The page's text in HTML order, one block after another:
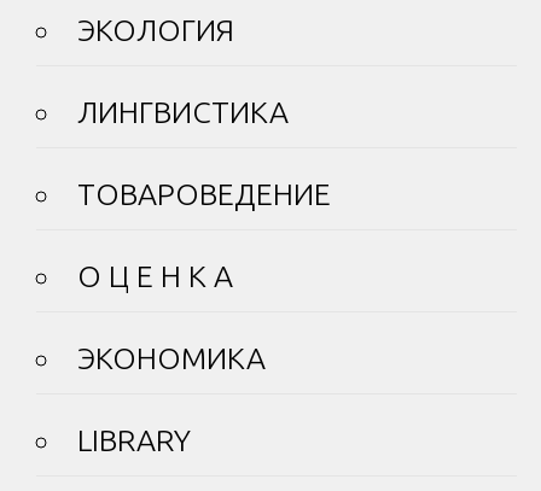
ЭКОЛОГИЯ
ЛИНГВИСТИКА
ТОВАРОВЕДЕНИЕ
О Ц Е Н К А
ЭКОНОМИКА
LIBRARY